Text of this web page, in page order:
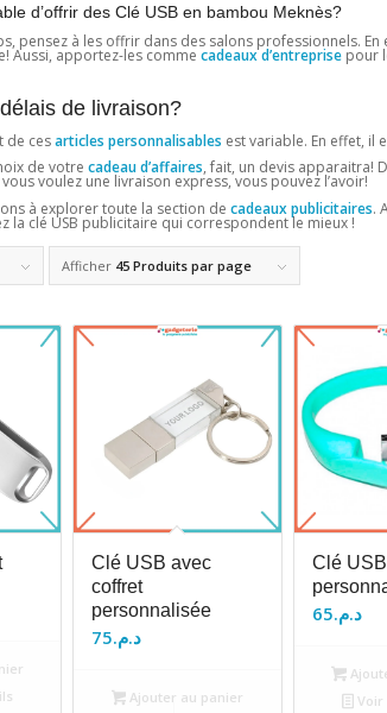
d’offrir des Clé USB en bambou Meknès?
pensez à les offrir dans des salons professionnels.
Aussi, apportez-les comme cadeaux d’entreprise pour
de livraison?
de cesarticles personnalisables est variable. En effet, il
de votre cadeau d’affaires, fait, un devis apparaitra!
voulez une livraison express, vous pouvez l’avoir!
à explorer toute la section de cadeaux publicitaires.
la clé USB publicitaire qui correspondent le mieux !
Afficher 45 Produits par page
Clé USB avec
coffret
personnalisée
د.م.75
Ajouter au panier
Clé
د.م.65
Voir